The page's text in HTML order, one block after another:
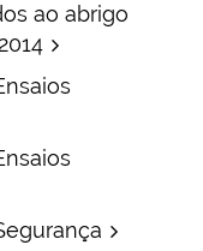
ao abrigo